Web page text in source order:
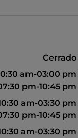
Cerrado
am-03:00 pm
pm-10:45 pm
am-03:30 pm
pm-10:45 pm
am-03:30 pm